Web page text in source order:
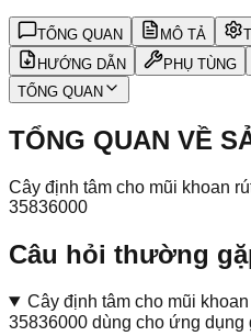
TỔNG QUAN MÔ TẢ
HƯỚNG DẪN
PHỤ TÙNG
TỔNG QUAN
TỔNG QUAN VỀ
Cây định tâm cho mũi khoan
35836000
Câu hỏi thường
Cây định tâm cho mũi
35836000 dùng cho ứng dụng